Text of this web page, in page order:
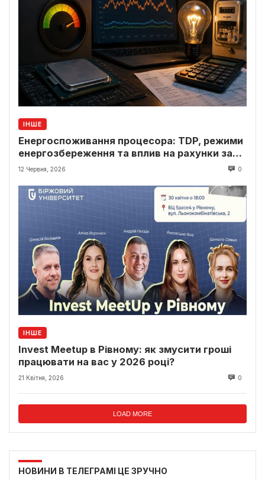
ІНШЕ
Енергоспоживання процесора: TDP, режими
енергозбереження та вплив на рахунки за
світло
12 Червня, 2026 0
ІНШЕ
Invest Meetup в Рівному: як змусити гроші
працювати на вас у 2026 році?
21 Квітня, 2026 0
LOAD MORE
НОВИНИ В ТЕЛЕГРАМІ ЦЕ ЗРУЧНО